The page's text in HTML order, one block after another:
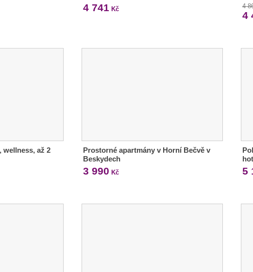
4 741 Kč 4
4
wellness, až 2
Prostorné apartmány v Horní Bečvě v
Beskydech
3 990 Kč 5